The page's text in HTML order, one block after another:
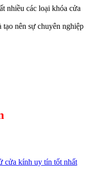
nhiều các loại khóa cửa
nên sự chuyên nghiệp
cửa kính uy tín tốt nhất